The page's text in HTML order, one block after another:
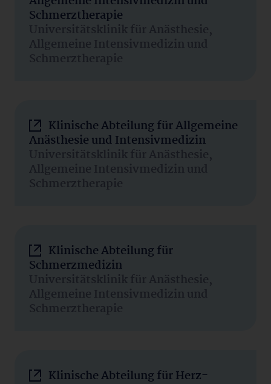
Schmerztherapie
Universitätsklinik für Anästhesie,
Allgemeine Intensivmedizin und
Schmerztherapie
Klinische Abteilung für Allgemeine
Anästhesie und Intensivmedizin
Universitätsklinik für Anästhesie,
Allgemeine Intensivmedizin und
Schmerztherapie
Klinische Abteilung für
Schmerzmedizin
Universitätsklinik für Anästhesie,
Allgemeine Intensivmedizin und
Schmerztherapie
Klinische Abteilung für Herz-